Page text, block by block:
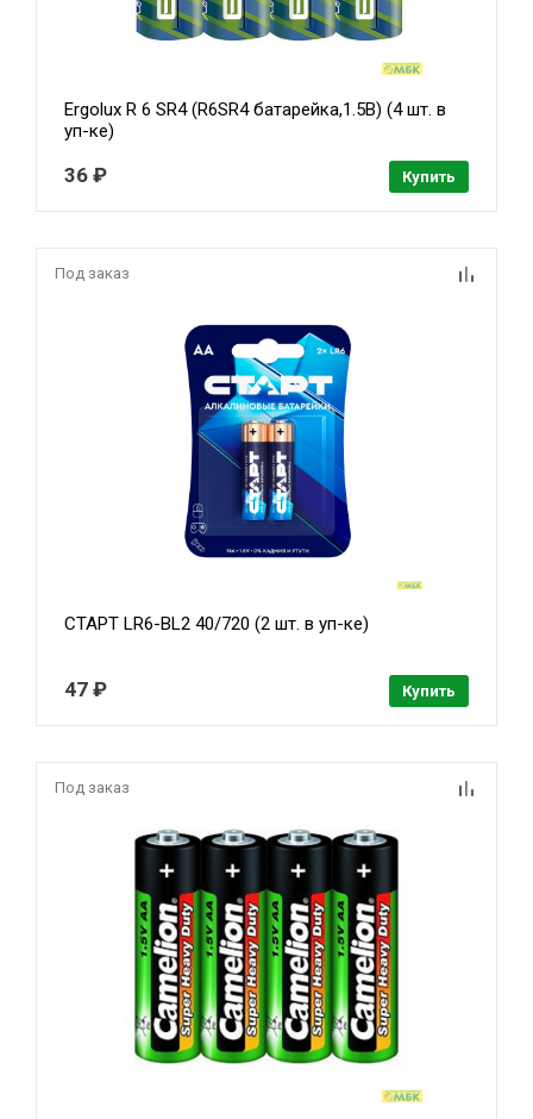
Ergolux R 6 SR4 (R6SR4 батарейка,1.5В) (4 шт. в
уп-ке)
36 ₽ Купить
Под заказ
СТАРТ LR6-BL2 40/720 (2 шт. в уп-ке)
47 ₽ Купить
Под заказ